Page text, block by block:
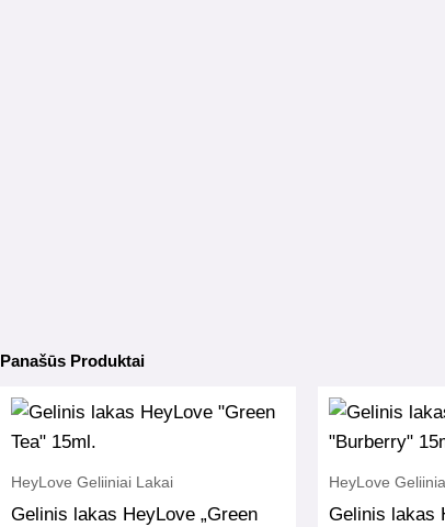
Panašūs Produktai
HeyLove Geliiniai Lakai
Gelinis lakas HeyLove „Green
HeyLove
Gelinis lakas